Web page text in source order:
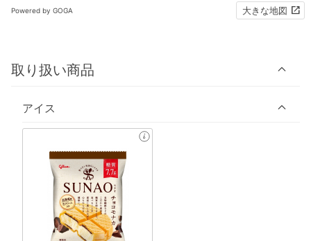
Powered by GOGA 大きな地図
取り扱い商品
アイス